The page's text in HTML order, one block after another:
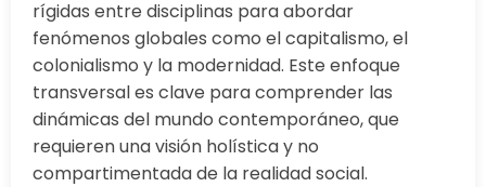
rígidas entre disciplinas para abordar
fenómenos globales como el capitalismo, el
colonialismo y la modernidad. Este enfoque
transversal es clave para comprender las
dinámicas del mundo contemporáneo, que
requieren una visión holística y no
compartimentada de la realidad social.